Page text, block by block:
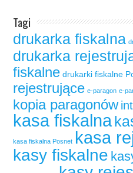
Tagi
drukarka fiskalna
drukarka
fiskalne drukarki fiskalne
rejestrujące e-paragon e-
kopia paragonów
kasa fiskalna
kasa fiskalna Posnet kasa
kasy fiskalne